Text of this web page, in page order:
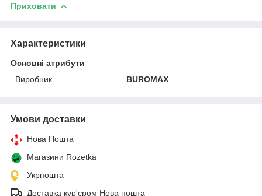
Приховати
Характеристики
Основні атрибути
Виробник
BUROMAX
Умови доставки
Нова Пошта
Магазини Rozetka
Укрпошта
Доставка кур'єром Нова пошта